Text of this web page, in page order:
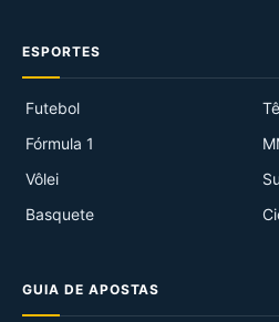
ESPORTES
Futebol
Fórmula 1
Vôlei
Basquete
GUIA DE APOSTAS